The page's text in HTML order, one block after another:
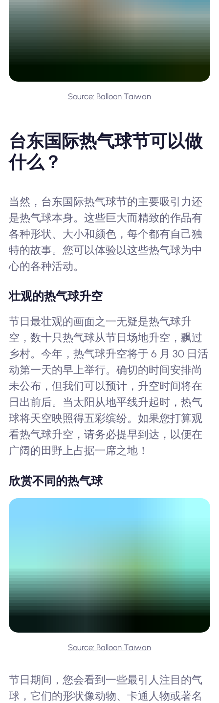
Source: Balloon Taiwan
台东国际热气球节可以做
什么？
当然，台东国际热气球节的主要吸引力还
是热气球本身。这些巨大而精致的作品有
各种形状、大小和颜色，每个都有自己独
特的故事。您可以体验以这些热气球为中
心的各种活动。
壮观的热气球升空
节日最壮观的画面之一无疑是热气球升
空，数十只热气球从节日场地升空，飘过
乡村。今年，热气球升空将于 6 月 30 日活
动第一天的早上举行。确切的时间安排尚
未公布，但我们可以预计，升空时间将在
日出前后。当太阳从地平线升起时，热气
球将天空映照得五彩缤纷。如果您打算观
看热气球升空，请务必提早到达，以便在
广阔的田野上占据一席之地！
欣赏不同的热气球
Source: Balloon Taiwan
节日期间，您会看到一些最引人注目的气
球，它们的形状像动物、卡通人物或著名